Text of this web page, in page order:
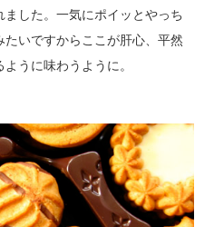
した。一気にポイッとやっち
いですからここが肝心、平然
うに味わうように。